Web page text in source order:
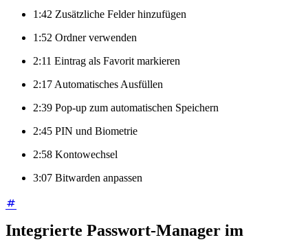
1:42 Zusätzliche Felder hinzufügen
1:52 Ordner verwenden
2:11 Eintrag als Favorit markieren
2:17 Automatisches Ausfüllen
2:39 Pop-up zum automatischen Speichern
2:45 PIN und Biometrie
2:58 Kontowechsel
3:07 Bitwarden anpassen
Integrierte Passwort-Manager im